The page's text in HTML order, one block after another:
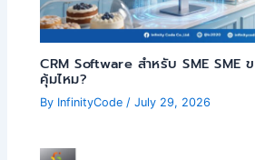
CRM Software สำหรับ SME SME
คุ้มไหม?
By InfinityCode/July 29, 2026